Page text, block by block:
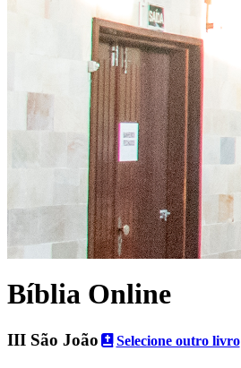
Bíblia Online
III São João Selecione outro livro